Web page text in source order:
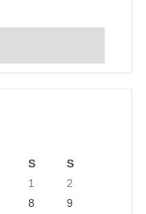
S
S
1
2
8 9